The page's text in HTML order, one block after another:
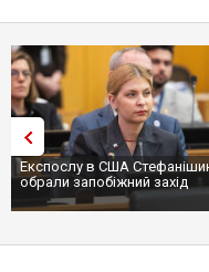
Експослу в США
обрали запобіжний захід